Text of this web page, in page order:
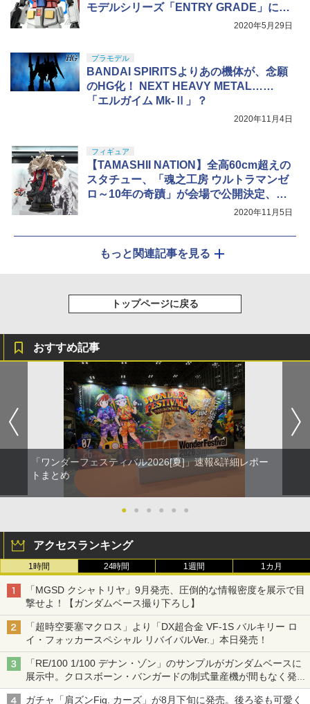
モデルシリーズ「ENTRY GRADE」に登
2020年5月29日
プラモデル
BANDAI SPIRITSよりあの機体が、念願
のHG化！ NEXT HEAVY METAL……
「エルガイム Mk-Ⅱ」？
2020年11月4日
フィギュア
【TAMASHII NATION】全高60cm超えの
スタチュー、「魂之工房 ウルトラマンゼ
ロ～10年の奇蹟」が会場で公開決定、13
2020年11月5日
もっと関連記事を見る
トップページに戻る
おすすめ記事
「ワンダーフェスティバル2026[夏]」速報&詳細レポー
トまとめ
● ● ● ● ● ●
アクセスランキング
1時間 24時間 1週間 1カ月
「MGSD クシャトリヤ」9月発売、圧倒的な情報密度を展示で目
撃せよ！【ガンダムベース撮り下ろし】
「超時空要塞マクロス」より「DX超合金 VF-1S バルキリー ロ
イ・フォッカースペシャル リバイバルVer.」本日発売！
「RE/100 1/100 デナン・ゾン」のサンプルがガンダムベースに
展示中。クロスボーン・バンガードの制式量産機が間もなく発送
【ガンダムベース撮り下ろし】
ガチャ「肩ズンFig. カーズ」が8月下旬に発売。後ろ姿も可愛く